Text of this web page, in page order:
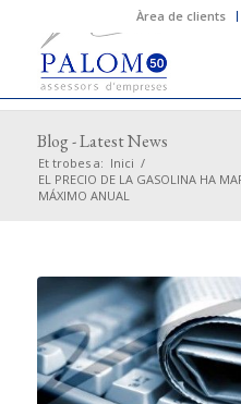
Àrea de clients
Blog - Latest News
Et trobes a: Inici /
EL PRECIO DE LA GASOLINA HA
MÁXIMO ANUAL